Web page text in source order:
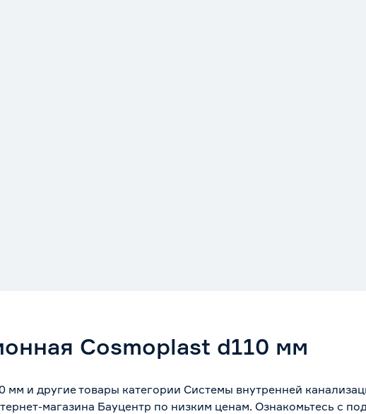
Cosmoplast d110 мм
мм и другие товары категории Системы внутренней
магазина Бауцентр по низким ценам. Ознакомьтесь с